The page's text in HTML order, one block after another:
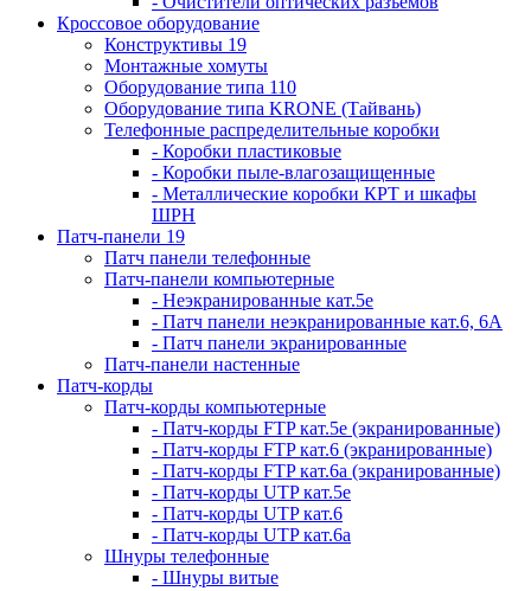
Кроссовое оборудование
Конструктивы 19
Монтажные хомуты
Оборудование типа 110
Оборудование типа KRONE (Тайвань)
Телефонные распределительные коробки
- Коробки пластиковые
- Коробки пыле-влагозащищенные
- Металлические коробки КРТ и шкафы
ШРН
Патч-панели 19
Патч панели телефонные
Патч-панели компьютерные
- Неэкранированные кат.5е
- Патч панели неэкранированные кат.6, 6А
- Патч панели экранированные
Патч-панели настенные
Патч-корды
Патч-корды компьютерные
- Патч-корды FTP кат.5е (экранированные)
- Патч-корды FTP кат.6 (экранированные)
- Патч-корды FTP кат.6а (экранированные)
- Патч-корды UTP кат.5е
- Патч-корды UTP кат.6
- Патч-корды UTP кат.6а
Шнуры телефонные
- Шнуры витые